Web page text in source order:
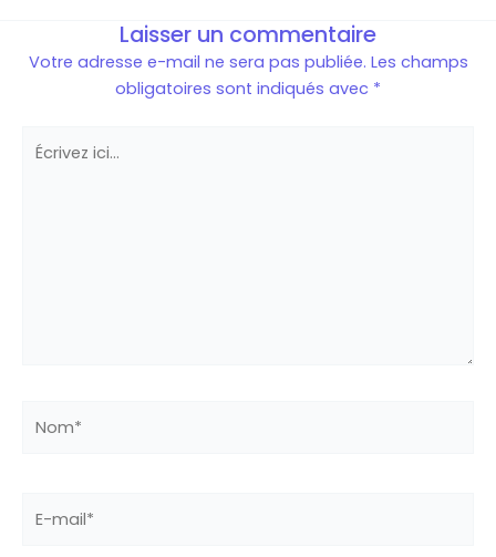
Laisser un commentaire
Votre adresse e-mail ne sera pas publiée. Les champs
obligatoires sont indiqués avec *
Écrivez
ici…
mail*